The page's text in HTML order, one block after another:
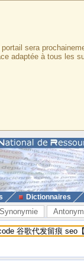
sera
adaptée à tous les
Dictionnaires
Synonymie